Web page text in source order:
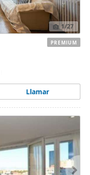
1/27
Llamar
PREMIUM